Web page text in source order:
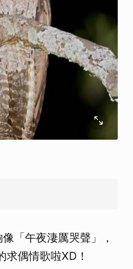
「午夜淒厲哭聲」，
偶情歌啦XD！